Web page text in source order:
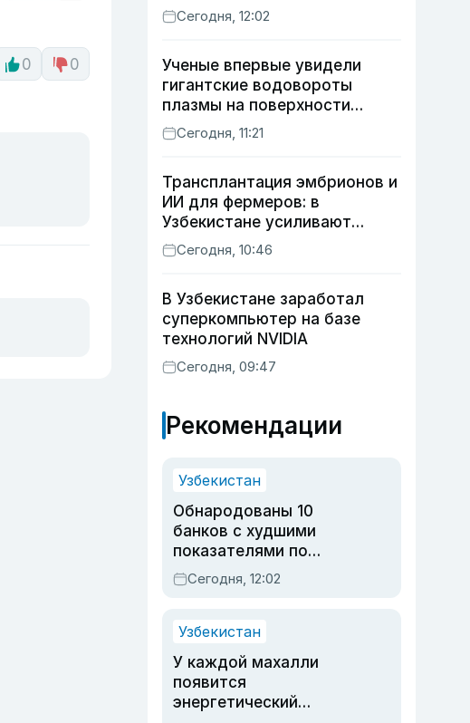
0 0
Сегодня, 12:02
Ученые впервые увидели
гигантские водовороты
плазмы на поверхности
Солнца
Сегодня, 11:21
Трансплантация эмбрионов и
ИИ для фермеров: в
Узбекистане усиливают
развитие животноводства
Сегодня, 10:46
В Узбекистане заработал
суперкомпьютер на базе
технологий NVIDIA
Сегодня, 09:47
Рекомендации
Узбекистан
Обнародованы 10
банков с худшими
показателями по
обращениям
Сегодня, 12:02
Узбекистан
У каждой махалли
появится
энергетический